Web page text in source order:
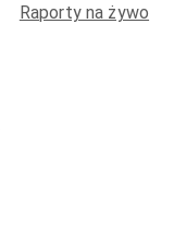
Raporty na żywo